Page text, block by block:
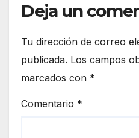
Deja un
Tu dirección de correo
publicada. Los campos
marcados con *
Comentario *